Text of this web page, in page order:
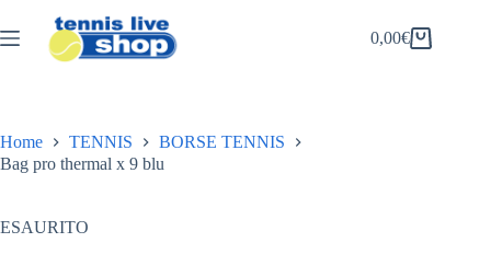
al
contenuto
Carrello
0,00€
Home TENNIS
BORSE TENNIS
Bag pro thermal x 9 blu
ESAURITO